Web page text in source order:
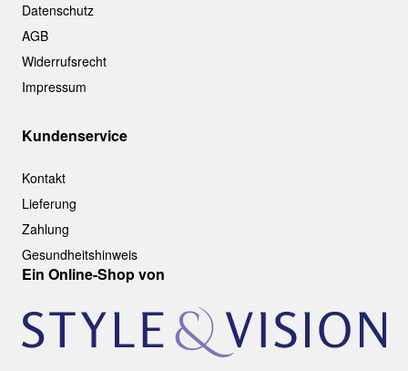
Datenschutz
AGB
Widerrufsrecht
Impressum
Kundenservice
Kontakt
Lieferung
Zahlung
Gesundheitshinweis
Ein Online-Shop von